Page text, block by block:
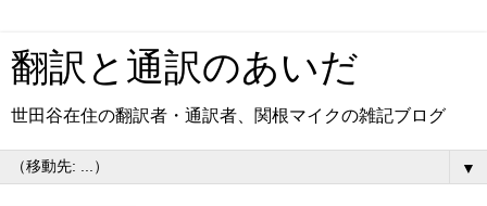
翻訳と通訳のあいだ
世田谷在住の翻訳者・通訳者、関根マイクの雑記ブログ
▼